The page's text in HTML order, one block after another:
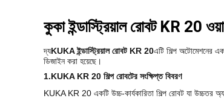
কুকা ইন্ডাস্ট্রিয়াল রোবট KR 20
দ্যKUKA ইন্ডাস্ট্রিয়াল রোবট KR 20এটি শিল্প অটোমেশনের
ডিজাইন করা হয়েছে।
1.KUKA KR 20 শিল্প রোবটের সংক্ষিপ্ত বিবরণ
KUKA KR 20 একটি উচ্চ-কার্যকারিতা শিল্প রোবট যা উচ্চতর